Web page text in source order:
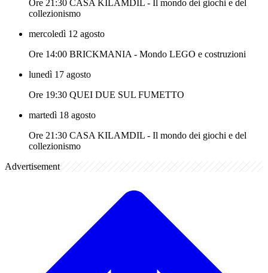
Ore 21:30 CASA KILAMDIL - Il mondo dei giochi e del
collezionismo
mercoledì 12 agosto
Ore 14:00 BRICKMANIA - Mondo LEGO e costruzioni
lunedì 17 agosto
Ore 19:30 QUEI DUE SUL FUMETTO
martedì 18 agosto
Ore 21:30 CASA KILAMDIL - Il mondo dei giochi e del
collezionismo
Advertisement